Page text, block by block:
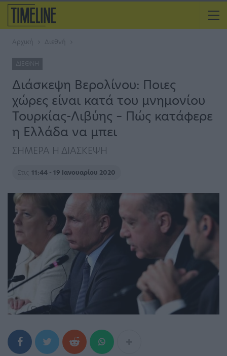
Αρχική Διεθνή
ΔΙΕΘΝΉ
Διάσκεψη Βερολίνου: Ποιες
χώρες είναι κατά του μνημονίου
Τουρκίας-Λιβύης – Πώς κατάφερε
η Ελλάδα να μπει
ΣΗΜΕΡΑ Η ΔΙΑΣΚΕΨΗ
Στις 11:44 - 19 Ιανουαρίου 2020